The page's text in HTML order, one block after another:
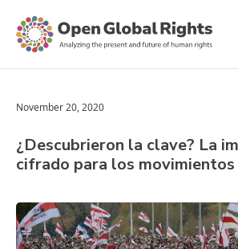
November 20, 2020
¿Descubrieron la clave? La
cifrado para los